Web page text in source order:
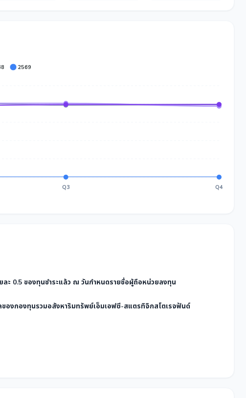
2569
Q3 Q4
ะ 0.5 ของทุนชำระแล้ว ณ วันกำหนดรายชื่อผู้ถือหน่วยลงทุน
องกองทุนรวมอสังหาริมทรัพย์เอ็มเอฟซี-สแตรทิจิกสโตเรจฟันด์